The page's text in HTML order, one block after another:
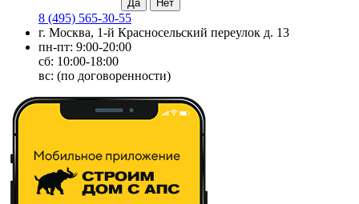
8 (495) 565-30-55
г. Москва, 1-й Красносельский переулок д. 13
пн-пт: 9:00-20:00
сб: 10:00-18:00
вс: (по договоренности)